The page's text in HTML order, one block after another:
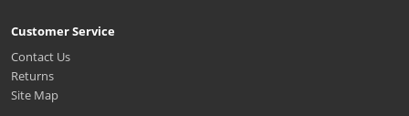
Customer Service
Contact Us
Returns
Site Map